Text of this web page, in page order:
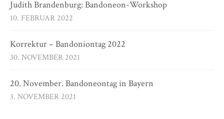
Judith Brandenburg: Bandoneon-Workshop
10. FEBRUAR 2022
Korrektur – Bandoniontag 2022
30. NOVEMBER 2021
20. November. Bandoneontag in Bayern
3. NOVEMBER 2021